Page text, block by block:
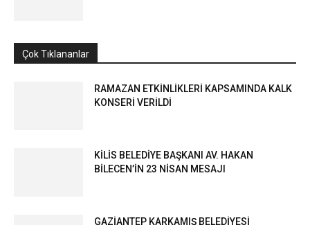
Çok Tıklananlar
RAMAZAN ETKİNLİKLERİ KAPSAMINDA KALK
KONSERİ VERİLDİ
KİLİS BELEDİYE BAŞKANI AV. HAKAN
BİLECEN’İN 23 NİSAN MESAJI
GAZİANTEP KARKAMIŞ BELEDİYESİ